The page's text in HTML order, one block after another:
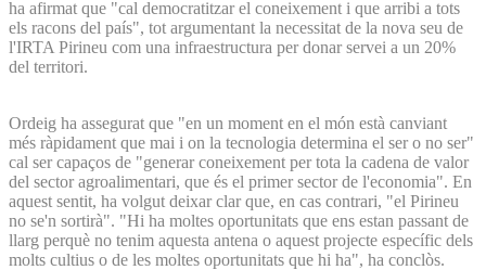
ha afirmat que "cal democratitzar el coneixement i que arribi a tots
els racons del país", tot argumentant la necessitat de la nova seu de
l'IRTA Pirineu com una infraestructura per donar servei a un 20%
del territori.
Ordeig ha assegurat que "en un moment en el món està canviant
més ràpidament que mai i on la tecnologia determina el ser o no ser"
cal ser capaços de "generar coneixement per tota la cadena de valor
del sector agroalimentari, que és el primer sector de l'economia". En
aquest sentit, ha volgut deixar clar que, en cas contrari, "el Pirineu
no se'n sortirà". "Hi ha moltes oportunitats que ens estan passant de
llarg perquè no tenim aquesta antena o aquest projecte específic dels
molts cultius o de les moltes oportunitats que hi ha", ha conclòs.